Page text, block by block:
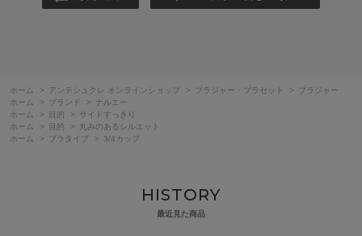
ホーム > アンテシュクレ オンラインショップ > ブラジャー・ブラセット >
ブラジャー
ホーム
> ブランド > ナルエー
ホーム
> 目的 >
サイドすっきり
ホーム
> 目的 >
丸みのあるシルエット
ホーム
> ブラタイプ > 3/4カップ
HISTORY
最近見た商品